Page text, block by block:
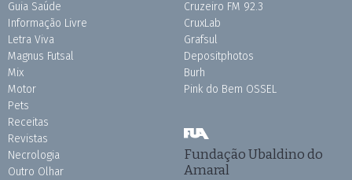
Guia Saúde
Informação Livre
Letra Viva
Magnus Futsal
Mix
Motor
Pets
Receitas
Revistas
Necrologia
Outro Olhar
Cruzeiro FM 92.3
CruxLab
Grafsul
Depositphotos
Burh
Pink do Bem OSSEL
Fundação Ubaldino do
Amaral